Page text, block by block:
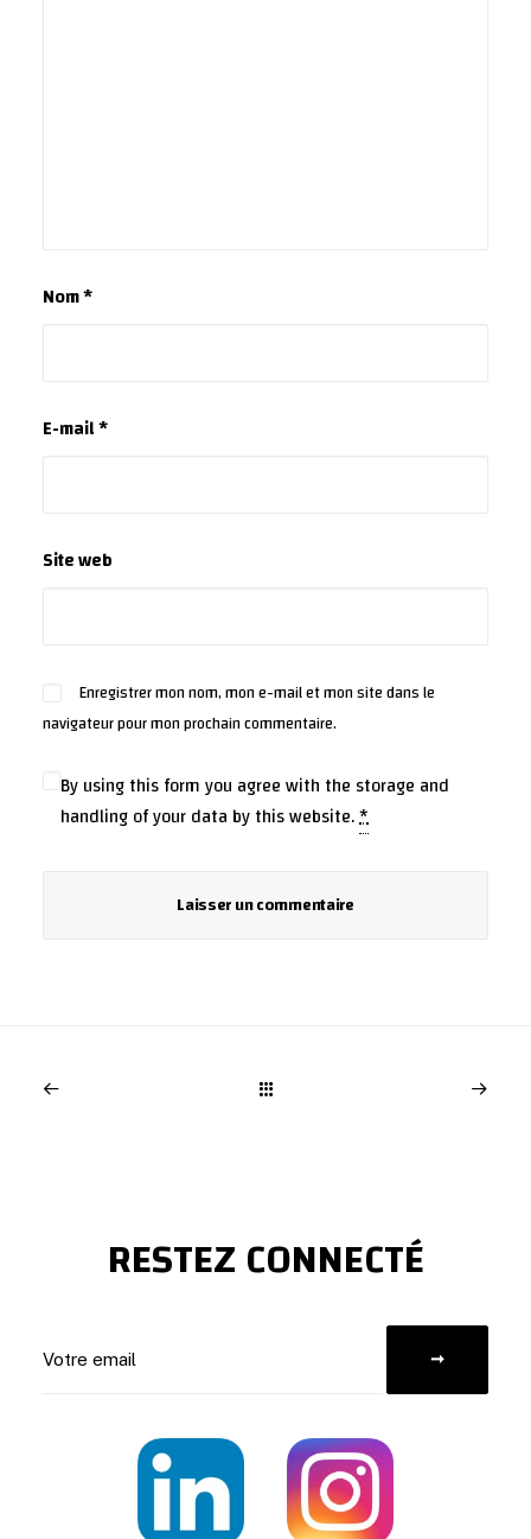
Nom*
E-mail*
Site web
Enregistrer mon nom, mon e-mail et mon site dans le
navigateur pour mon prochain commentaire.
By using this form you agree with the storage and
handling of your data by this website.*
RESTEZ CONNECTÉ